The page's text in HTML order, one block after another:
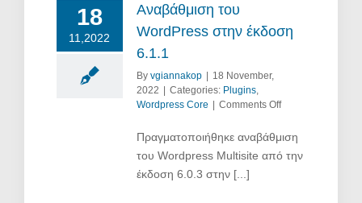
18
11,2022
Αναβάθμιση του
WordPress στην έκδοση
6.1.1
By vgiannakop | 18 November,
2022 | Categories: Plugins,
Wordpress Core | Comments Offon
WordPress
στην
Πραγματοποιήθηκε αναβάθμιση
του Wordpress Multisite από την
έκδοση 6.0.3 στην [...]